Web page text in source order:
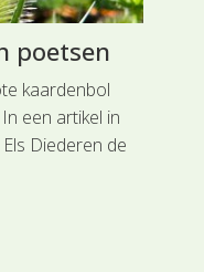
poetsen
kaardenbol
een artikel in
Diederen de
gebruikt